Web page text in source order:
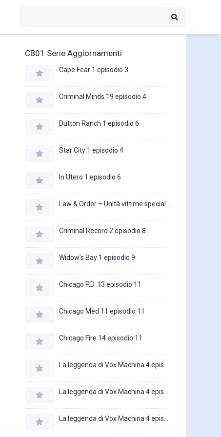
CB01 Serie Aggiornamenti
Cape Fear 1 episodio 3
Criminal Minds 19 episodio 4
Dutton Ranch 1 episodio 6
Star City 1 episodio 4
In Utero 1 episodio 6
Criminal Record 2 episodio 8
Widow’s Bay 1 episodio 9
Chicago P.D. 13 episodio 11
Chicago Med 11 episodio 11
Chicago Fire 14 episodio 11